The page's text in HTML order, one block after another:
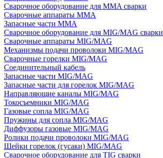
Сварочное оборудование для MMA сварки
Сварочные аппараты MMA
Запасные части MMA
Сварочное оборудование для MIG/MAG сварки
Сварочные аппараты MIG/MAG
Механизмы подачи проволоки MIG/MAG
Сварочные горелки MIG/MAG
Соединительный кабель
Запасные части MIG/MAG
Запасные части для горелок MIG/MAG
Направляющие каналы MIG/MAG
Токосъемники MIG/MAG
Газовые сопла MIG/MAG
Пружины для сопла MIG/MAG
Диффузоры газовые MIG/MAG
Ролики подачи проволоки MIG/MAG
Шейки горелок (гусаки) MIG/MAG
Сварочное оборудование для TIG сварки